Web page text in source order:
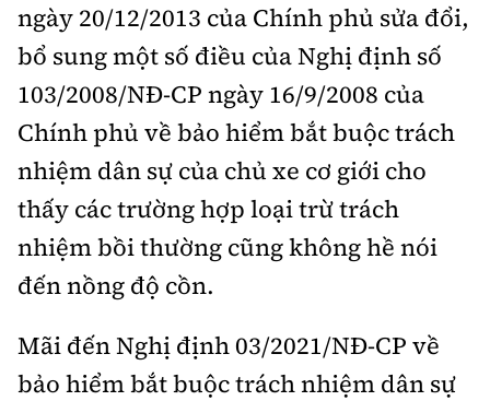
ngày 20/12/2013 của Chính phủ sửa đổi,
bổ sung một số điều của Nghị định số
103/2008/NĐ-CP ngày 16/9/2008 của
Chính phủ về bảo hiểm bắt buộc trách
nhiệm dân sự của chủ xe cơ giới cho
thấy các trường hợp loại trừ trách
nhiệm bồi thường cũng không hề nói
đến nồng độ cồn.
Mãi đến Nghị định 03/2021/NĐ-CP về
bảo hiểm bắt buộc trách nhiệm dân sự